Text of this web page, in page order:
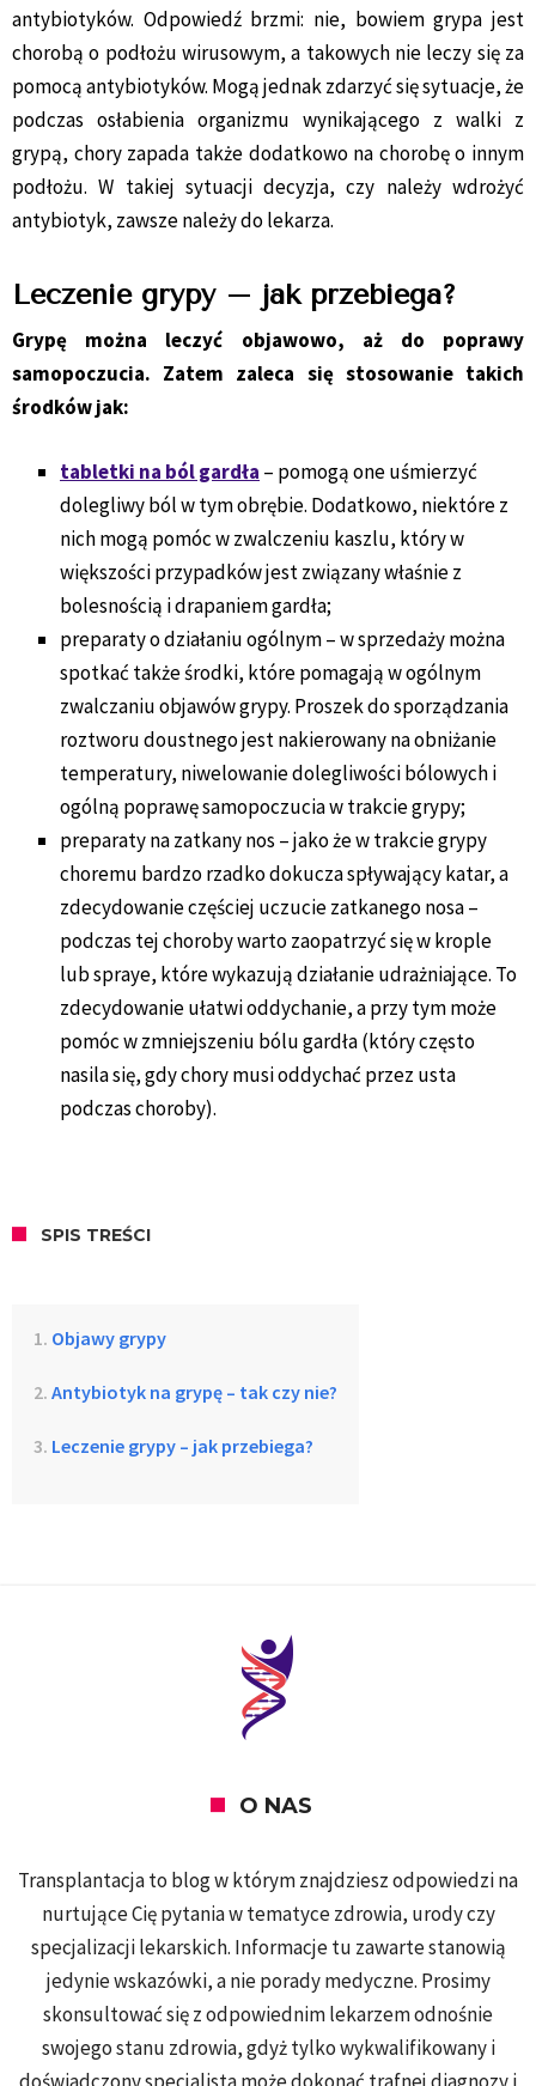
antybiotyków. Odpowiedź brzmi: nie, bowiem grypa jest
chorobą o podłożu wirusowym, a takowych nie leczy się za
pomocą antybiotyków. Mogą jednak zdarzyć się sytuacje, że
podczas osłabienia organizmu wynikającego z walki z
grypą, chory zapada także dodatkowo na chorobę o innym
podłożu. W takiej sytuacji decyzja, czy należy wdrożyć
antybiotyk, zawsze należy do lekarza.
Leczenie grypy – jak przebiega?
Grypę można leczyć objawowo, aż do poprawy
samopoczucia. Zatem zaleca się stosowanie takich
środków jak:
tabletki na ból gardła – pomogą one uśmierzyć
dolegliwy ból w tym obrębie. Dodatkowo, niektóre z
nich mogą pomóc w zwalczeniu kaszlu, który w
większości przypadków jest związany właśnie z
bolesnością i drapaniem gardła;
preparaty o działaniu ogólnym – w sprzedaży można
spotkać także środki, które pomagają w ogólnym
zwalczaniu objawów grypy. Proszek do sporządzania
roztworu doustnego jest nakierowany na obniżanie
temperatury, niwelowanie dolegliwości bólowych i
ogólną poprawę samopoczucia w trakcie grypy;
preparaty na zatkany nos – jako że w trakcie grypy
choremu bardzo rzadko dokucza spływający katar, a
zdecydowanie częściej uczucie zatkanego nosa –
podczas tej choroby warto zaopatrzyć się w krople
lub spraye, które wykazują działanie udrażniające. To
zdecydowanie ułatwi oddychanie, a przy tym może
pomóc w zmniejszeniu bólu gardła (który często
nasila się, gdy chory musi oddychać przez usta
podczas choroby).
SPIS TREŚCI
Objawy grypy
Antybiotyk na grypę – tak czy nie?
Leczenie grypy – jak przebiega?
O NAS
Transplantacja to blog w którym znajdziesz odpowiedzi na
nurtujące Cię pytania w tematyce zdrowia, urody czy
specjalizacji lekarskich. Informacje tu zawarte stanowią
jedynie wskazówki, a nie porady medyczne. Prosimy
skonsultować się z odpowiednim lekarzem odnośnie
swojego stanu zdrowia, gdyż tylko wykwalifikowany i
doświadczony specjalista może dokonać trafnej diagnozy i